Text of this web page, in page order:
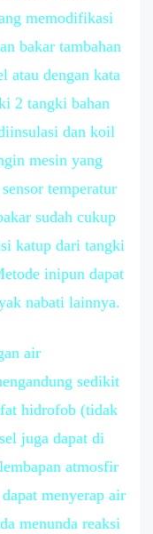
memodifikasi
bakar tambahan
atau dengan kata
2 tangki bahan
dan koil
mesin yang
temperatur
sudah cukup
katup dari tangki
inipun dapat
nabati lainnya.
air
sedikit
hidrofob (tidak
juga dapat di
atmosfir
menyerap air
menunda reaksi